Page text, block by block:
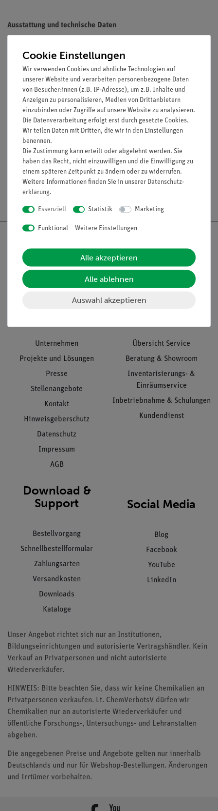
Ausstattung und technische Daten
Material: eloxiertes Aluminium
Stieldurchmesser: 10 mm
Stiellänge: 100 mm
Zubehör
Nach oben
Unternehmen
Projekte und Lösungen
Presse
Stellenangebote
Kontakt
Hinweisgeberschutz
Datenschutz
Impressum
AGB
Übersicht Service
Beratung & Showroom
Inventarisierungs- &
Einräumservice
Inbetriebnahme & Schulungen
Kundendienst
Download &
Support
Bestellvorgang
Schnellbestellformular
Zahlungsarten
Versandkosten
Downloads
Kataloge
Social Media
Blog
Facebook
YouTube
LinkedIn
Unser Angebot richtet sich nur an Institutionen,
Bildungseinrichtungen und autorisierte Vertragshändler. Kein
Verkauf an Privatpersonen und nicht autorisierte
Wiederverkäufer.
HINWEIS: Bitte beachten Sie, dass wir keine Chemikalien an
Privatpersonen verkaufen. Lt. ChemVerbotsV dürfen wir
Chemikalien nur an autorisierte Wiederverkäufer und
öffentliche Forschungs-, Untersuchungs- und Lehranstalten
abgeben.
Die angegebenen Preise und Angebote gelten nur innerhalb
Deutschlands und nur für Webshop-Bestellungen. Änderungen
und Irrtümer vorbehalten.
Cookie Einstellungen
Wir verwenden Cookies und ähnliche Technologien auf
unserer Website und verarbeiten personenbezogene Daten
von Besucher:innen (z.B. IP-Adresse), um z.B. Inhalte und
Anzeigen zu personalisieren, Medien von Drittanbietern
einzubinden oder Zugriffe auf unsere Website zu analysieren.
Die Datenverarbeitung erfolgt erst durch gesetzte Cookies.
Wir teilen Daten mit Dritten, die wir in den Einstellungen
benennen.
Die Zustimmung kann erteilt oder abgelehnt werden. Sie
haben das Recht, nicht einzuwilligen und die Einwilligung zu
einem späteren Zeitpunkt zu ändern oder zu widerrufen.
Weitere Informationen finden Sie in unserer Daten­schutz­
erklärung.
Essenziell Statistik Marketing
Funktional Weitere Einstellungen
Alle akzeptieren
Alle ablehnen
Auswahl akzeptieren